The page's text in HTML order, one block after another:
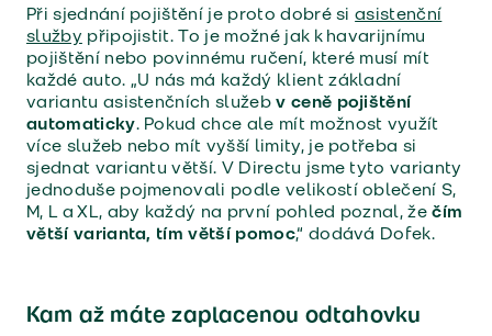
Při sjednání pojištění je proto dobré siasistenční
služby připojistit. To je možné jak k havarijnímu
pojištění nebo povinnému ručení, které musí mít
každé auto. „U nás má každý klient základní
variantu asistenčních služebv ceně pojištění
automaticky. Pokud chce ale mít možnost využít
více služeb nebo mít vyšší limity, je potřeba si
sjednat variantu větší. V Directu jsme tyto varianty
jednoduše pojmenovali podle velikostí oblečení S,
M, L a XL, aby každý na první pohled poznal, žečím
větší varianta, tím větší pomoc,“ dodává Dofek.
Kam až máte zaplacenou odtahovku